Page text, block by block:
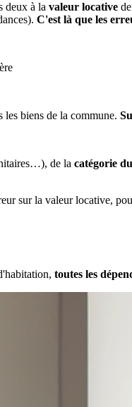
deux à la valeur locative
C'est là que les
biens de la commune.
de la catégorie
sur la valeur locative,
toutes les